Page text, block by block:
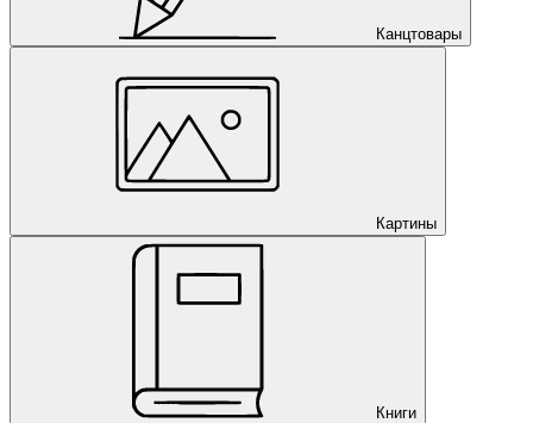
Канцтовары
Картины
Книги